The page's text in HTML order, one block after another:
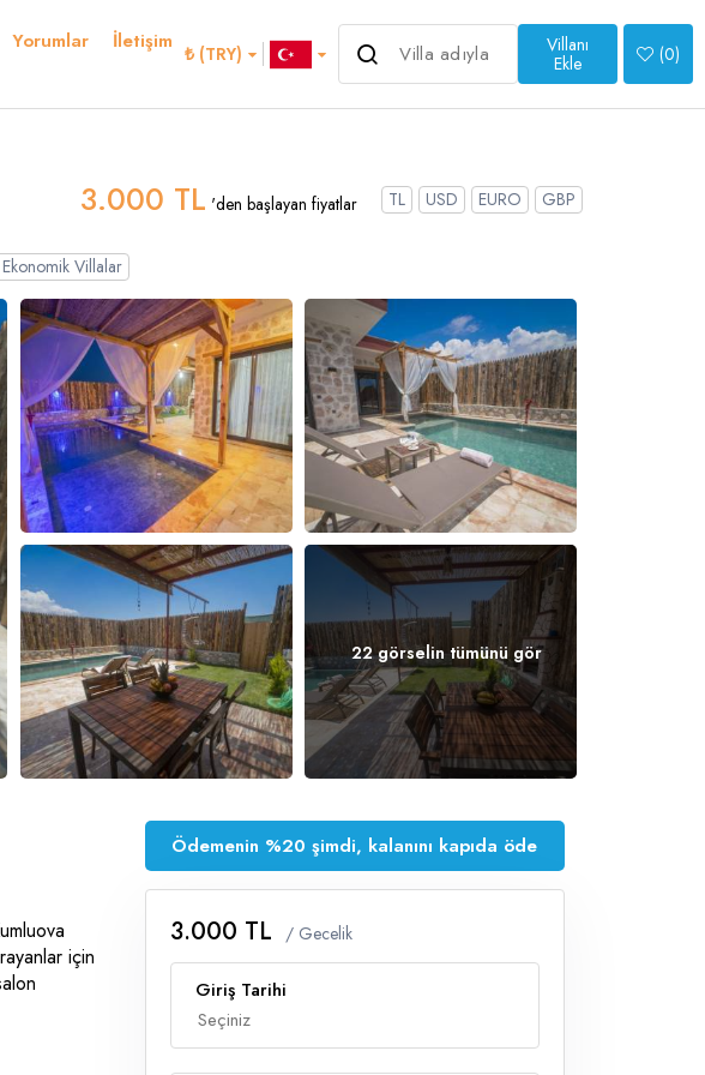
Yorumlar İletişim ₺ (TRY)
Villanı
Ekle
(0)
3.000 TL 'den başlayan fiyatlar TL USD EURO GBP
Ekonomik Villalar
22 görselin tümünü gör
3.000 ₺ 'den başlayan fiyatlar
için
Ödemenin %20 şimdi, kalanını kapıda öde
3.000 TL / Gecelik
Giriş Tarihi
German Italian
GBP- £
>